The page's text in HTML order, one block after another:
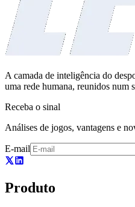
A camada de inteligência do
uma rede humana, reunidos num
Receba o sinal
Análises de jogos, vantagens e
E-mail
Produto